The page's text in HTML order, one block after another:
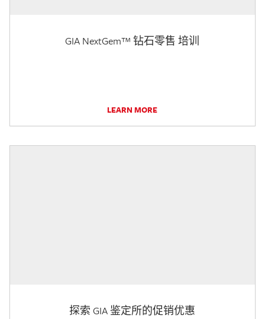
GIA NextGem™ 钻石零售 培训
LEARN MORE
探索 GIA 鉴定所的促销优惠